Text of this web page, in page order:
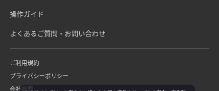
操作ガイド
よくあるご質問・お問い合わせ
ご利用規約
プライバシーポリシー
会社概要